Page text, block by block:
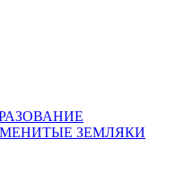
ЗЕМЛЯКИ